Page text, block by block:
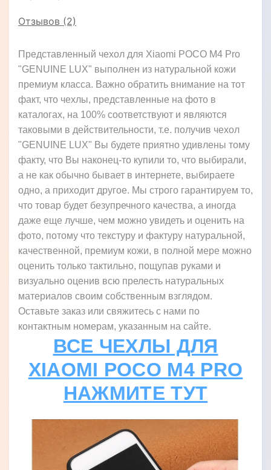
Отзывов (2)
Представленный чехол для Xiaomi POCO M4 Pro
"GENUINE LUX" выполнен из натуральной кожи
премиум класса. Важно обратить внимание на тот
факт, что чехлы, представленные на фото в
каталогах, на 100% соответствуют и являются
таковыми в действительности, т.е. получив чехол
"GENUINE LUX" Вы будете приятно удивлены тому
факту, что Вы наконец-то купили то, что выбирали,
а не как обычно бывает в интернете, выбираете
одно, а приходит другое. Мы строго гарантируем то,
что товар будет безупречного качества, а иногда
даже еще лучше, чем можно увидеть и оценить на
фото, потому что текстуру и фактуру натуральной,
качественной, премиум кожи, в полной мере можно
оценить только тактильно, пощупав руками и
визуально оценив всю прелесть натуральных
материалов своим собственным взглядом.
Оставьте заказ или свяжитесь с нами по
контактным номерам, указанным на сайте.
ВСЕ ЧЕХЛЫ ДЛЯ
XIAOMI POCO M4 PRO
НАЖМИТЕ ТУТ